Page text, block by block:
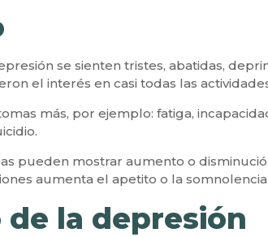
se sienten tristes, abatidas,
el interés en casi todas las
más, por ejemplo: fatiga,
pueden mostrar aumento o
aumenta el apetito o la
la depresión